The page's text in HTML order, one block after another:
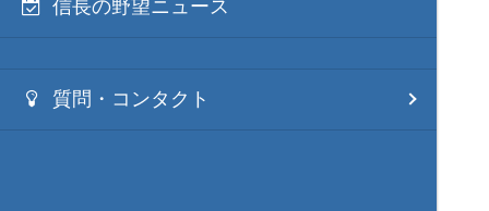
信長の野望ニュース
質問・コンタクト